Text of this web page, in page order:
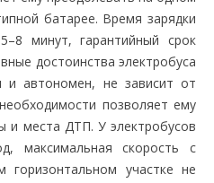
батарее. Время зарядки
минут, гарантийный срок
достоинства электробуса
автономен, не зависит от
позволяет ему
и места ДТП. У электробусов
максимальная скорость с
участке не